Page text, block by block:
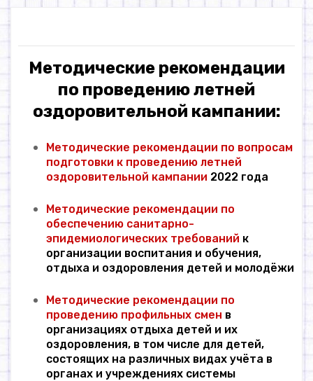
Методические рекомендации
по проведению летней
оздоровительной кампании:
Методические рекомендации по вопросам
подготовки к проведению летней
оздоровительной кампании 2022 года
Методические рекомендации по
обеспечению санитарно-
эпидемиологических требований к
организации воспитания и обучения,
отдыха и оздоровления детей и молодёжи
Методические рекомендации по
проведению профильных смен в
организациях отдыха детей и их
оздоровления, в том числе для детей,
состоящих на различных видах учёта в
органах и учреждениях системы